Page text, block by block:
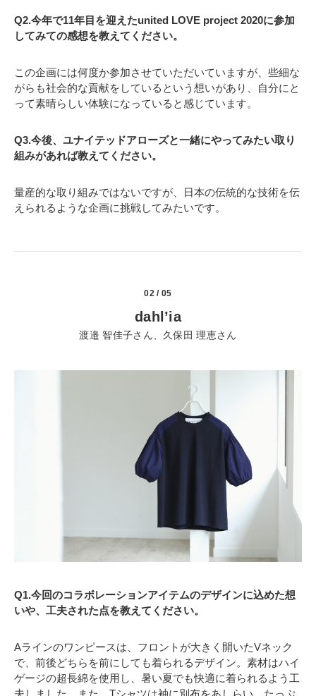
Q2.今年で11年目を迎えたunited LOVE project 2020に参加
してみての感想を教えてください。
この企画には何度か参加させていただいていますが、些細な
がらも社会的な貢献をしているという想いがあり、自分にと
って素晴らしい体験になっていると感じています。
Q3.今後、ユナイテッドアローズと一緒にやってみたい取り
組みがあれば教えてください。
量産的な取り組みではないですが、日本の伝統的な技術を伝
えられるような企画に挑戦してみたいです。
02 / 05
dahl’ia
渡邉 智佳子さん、久保田 理恵さん
Q1.今回のコラボレーションアイテムのデザインに込めた想
いや、工夫された点を教えてください。
Aラインのワンピースは、フロントが大きく開いたVネック
で、前後どちらを前にしても着られるデザイン。素材はハイ
ゲージの超長綿を使用し、暑い夏でも快適に着られるよう工
夫しました。また、Tシャツは袖に別布をあしらい、たっぷ